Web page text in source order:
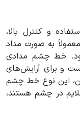
و کنترل بالا،
به صورت مداد
خط چشم مدادی
و برای آرایش‌های
این نوع خط چشم
در چشم هستند،